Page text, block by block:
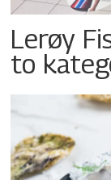
Lerøy
to